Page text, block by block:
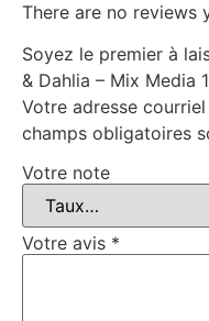
There are no reviews
Soyez le premier à
& Dahlia – Mix Media
Votre adresse
champs obligatoires
Votre note
Votre avis *